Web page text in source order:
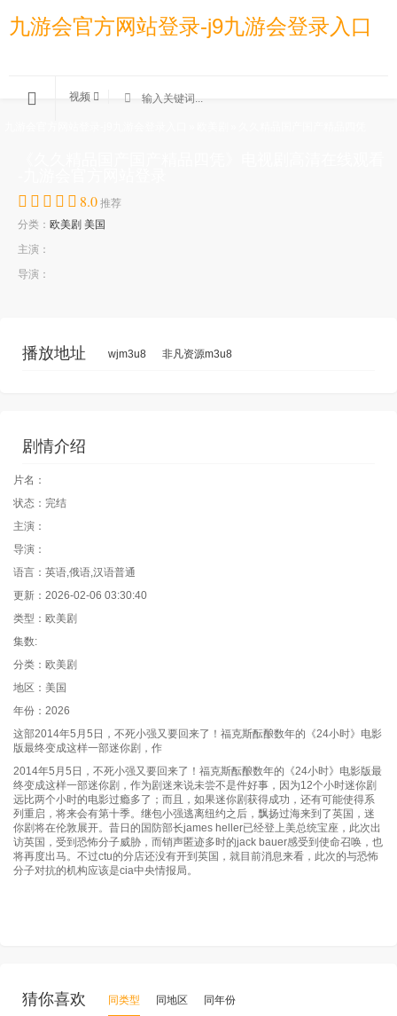
九游会官方网站登录-j9九游会登录入口
视频
8.0 推荐
分类： 欧美剧 美国
主演：
导演：
播放地址 wjm3u8 非凡资源m3u8
剧情介绍
片名：
状态：完结
主演：
导演：
语言：英语,俄语,汉语普通
更新：2026-02-06 03:30:40
类型：欧美剧
集数:
分类：欧美剧
地区：美国
年份：2026
这部2014年5月5日，不死小强又要回来了！福克斯酝酿数年的《24小时》电影
版最终变成这样一部迷你剧，作
2014年5月5日，不死小强又要回来了！福克斯酝酿数年的《24小时》电影版最
终变成这样一部迷你剧，作为剧迷来说未尝不是件好事，因为12个小时迷你剧
远比两个小时的电影过瘾多了；而且，如果迷你剧获得成功，还有可能使得系
列重启，将来会有第十季。继包小强逃离纽约之后，飘扬过海来到了英国，迷
你剧将在伦敦展开。昔日的国防部长james heller已经登上美总统宝座，此次出
访英国，受到恐怖分子威胁，而销声匿迹多时的jack bauer感受到使命召唤，也
将再度出马。不过ctu的分店还没有开到英国，就目前消息来看，此次的与恐怖
分子对抗的机构应该是cia中央情报局。
猜你喜欢 同类型 同地区 同年份